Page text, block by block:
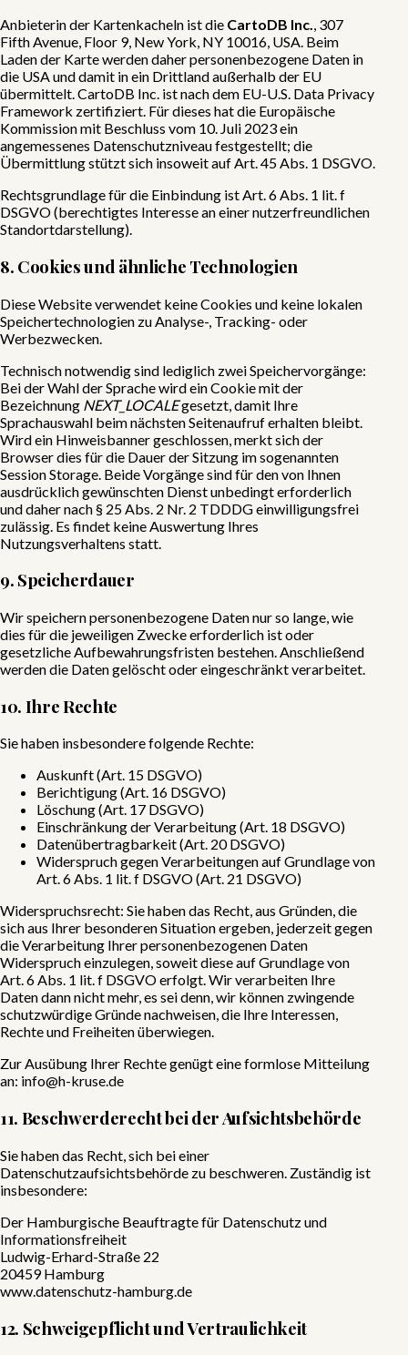
Anbieterin der Kartenkacheln ist die CartoDB Inc., 307
Fifth Avenue, Floor 9, New York, NY 10016, USA. Beim
Laden der Karte werden daher personenbezogene Daten in
die USA und damit in ein Drittland außerhalb der EU
übermittelt. CartoDB Inc. ist nach dem EU-U.S. Data Privacy
Framework zertifiziert. Für dieses hat die Europäische
Kommission mit Beschluss vom 10. Juli 2023 ein
angemessenes Datenschutzniveau festgestellt; die
Übermittlung stützt sich insoweit auf Art. 45 Abs. 1 DSGVO.
Rechtsgrundlage für die Einbindung ist Art. 6 Abs. 1 lit. f
DSGVO (berechtigtes Interesse an einer nutzerfreundlichen
Standortdarstellung).
8. Cookies und ähnliche Technologien
Diese Website verwendet keine Cookies und keine lokalen
Speichertechnologien zu Analyse-, Tracking- oder
Werbezwecken.
Technisch notwendig sind lediglich zwei Speichervorgänge:
Bei der Wahl der Sprache wird ein Cookie mit der
Bezeichnung NEXT_LOCALEgesetzt, damit Ihre
Sprachauswahl beim nächsten Seitenaufruf erhalten bleibt.
Wird ein Hinweisbanner geschlossen, merkt sich der
Browser dies für die Dauer der Sitzung im sogenannten
Session Storage. Beide Vorgänge sind für den von Ihnen
ausdrücklich gewünschten Dienst unbedingt erforderlich
und daher nach § 25 Abs. 2 Nr. 2 TDDDG einwilligungsfrei
zulässig. Es findet keine Auswertung Ihres
Nutzungsverhaltens statt.
9. Speicherdauer
Wir speichern personenbezogene Daten nur so lange, wie
dies für die jeweiligen Zwecke erforderlich ist oder
gesetzliche Aufbewahrungsfristen bestehen. Anschließend
werden die Daten gelöscht oder eingeschränkt verarbeitet.
10. Ihre Rechte
Sie haben insbesondere folgende Rechte:
Auskunft (Art. 15 DSGVO)
Berichtigung (Art. 16 DSGVO)
Löschung (Art. 17 DSGVO)
Einschränkung der Verarbeitung (Art. 18 DSGVO)
Datenübertragbarkeit (Art. 20 DSGVO)
Widerspruch gegen Verarbeitungen auf Grundlage von
Art. 6 Abs. 1 lit. f DSGVO (Art. 21 DSGVO)
Widerspruchsrecht: Sie haben das Recht, aus Gründen, die
sich aus Ihrer besonderen Situation ergeben, jederzeit gegen
die Verarbeitung Ihrer personenbezogenen Daten
Widerspruch einzulegen, soweit diese auf Grundlage von
Art. 6 Abs. 1 lit. f DSGVO erfolgt. Wir verarbeiten Ihre
Daten dann nicht mehr, es sei denn, wir können zwingende
schutzwürdige Gründe nachweisen, die Ihre Interessen,
Rechte und Freiheiten überwiegen.
Zur Ausübung Ihrer Rechte genügt eine formlose Mitteilung
an: info@h-kruse.de
11. Beschwerderecht bei der Aufsichtsbehörde
Sie haben das Recht, sich bei einer
Datenschutzaufsichtsbehörde zu beschweren. Zuständig ist
insbesondere:
Der Hamburgische Beauftragte für Datenschutz und
Informationsfreiheit
Ludwig-Erhard-Straße 22
20459 Hamburg
www.datenschutz-hamburg.de
12. Schweigepflicht und Vertraulichkeit